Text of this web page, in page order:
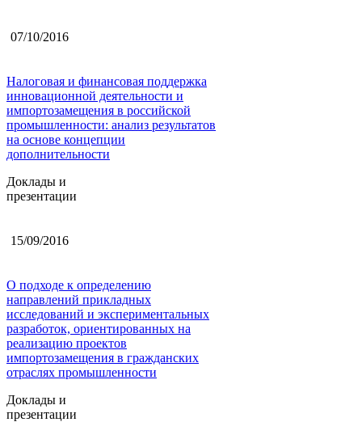
07/10/2016
Налоговая и финансовая поддержка
инновационной деятельности и
импортозамещения в российской
промышленности: анализ результатов
на основе концепции
дополнительности
Доклады и
презентации
15/09/2016
О подходе к определению
направлений прикладных
исследований и экспериментальных
разработок, ориентированных на
реализацию проектов
импортозамещения в гражданских
отраслях промышленности
Доклады и
презентации